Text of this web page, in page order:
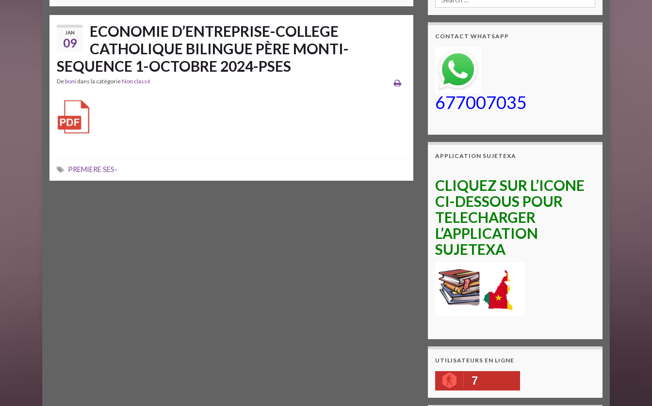
JAN
09
ECONOMIE D’ENTREPRISE-COLLEGE
CATHOLIQUE BILINGUE PÈRE MONTI-
SEQUENCE 1-OCTOBRE 2024-PSES
Deboni dans la catégorieNon classé
PREMIERE SES-
CONTACT WHATSAPP
677007035
APPLICATION SUJETEXA
CLIQUEZ SUR L’ICONE
CI-DESSOUS POUR
TELECHARGER
L’APPLICATION
SUJETEXA
UTILISATEURS EN LIGNE
7